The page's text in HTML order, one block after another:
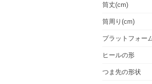
筒丈(cm)
筒周り(cm)
プラットフォー
ヒールの形
つま先の形状